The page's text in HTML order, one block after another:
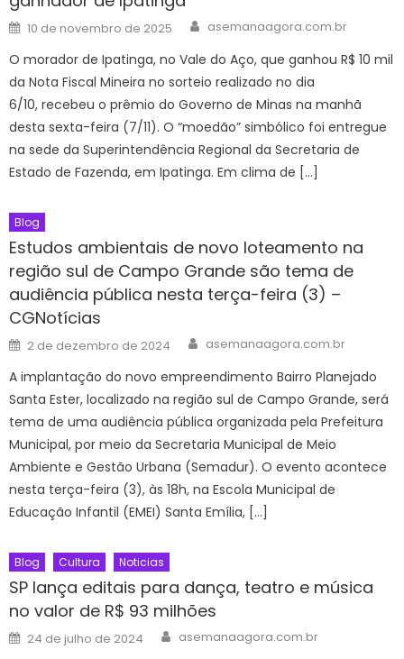
Posted
on
10 de novembro de 2025 Author
asemanaagora.com.br
O morador de Ipatinga, no Vale do Aço, que ganhou R$ 10 mil
da Nota Fiscal Mineira no sorteio realizado no dia
6/10, recebeu o prêmio do Governo de Minas na manhã
desta sexta-feira (7/11). O “moedão” simbólico foi entregue
na sede da Superintendência Regional da Secretaria de
Estado de Fazenda, em Ipatinga. Em clima de […]
Blog
Estudos ambientais de novo loteamento na
região sul de Campo Grande são tema de
audiência pública nesta terça-feira (3) –
CGNotícias
Posted
on
2 de dezembro de 2024 Author
asemanaagora.com.br
A implantação do novo empreendimento Bairro Planejado
Santa Ester, localizado na região sul de Campo Grande, será
tema de uma audiência pública organizada pela Prefeitura
Municipal, por meio da Secretaria Municipal de Meio
Ambiente e Gestão Urbana (Semadur). O evento acontece
nesta terça-feira (3), às 18h, na Escola Municipal de
Educação Infantil (EMEI) Santa Emília, […]
Blog Cultura Noticias
SP lança editais para dança, teatro e música
no valor de R$ 93 milhões
Posted
on
24 de julho de 2024 Author
asemanaagora.com.br